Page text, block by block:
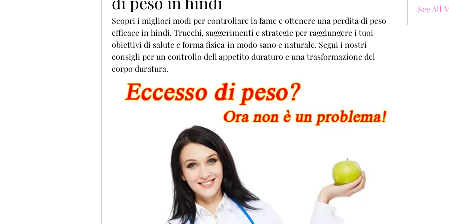
Scopri i migliori modi per controllare la fame e ottenere una perdita di peso
efficace in hindi. Trucchi, suggerimenti e strategie per raggiungere i tuoi
obiettivi di salute e forma fisica in modo sano e naturale. Segui i nostri
consigli per un controllo dell'appetito duraturo e una trasformazione del
corpo duratura.
See All